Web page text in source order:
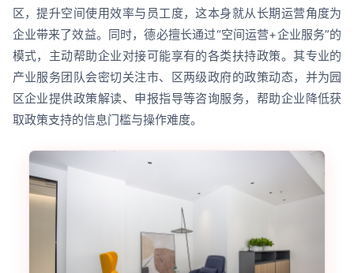
区，提升空间使用效率与员工度，这本身就从长期运营角度为
企业带来了效益。同时，德必擅长通过“空间运营+企业服务”的
模式，主动帮助企业对接可能享有的各类扶持政策。其专业的
产业服务团队会密切关注市、区两级政府的政策动态，并为园
区企业提供政策解读、申报指导等咨询服务，帮助企业降低获
取政策支持的信息门槛与操作难度。